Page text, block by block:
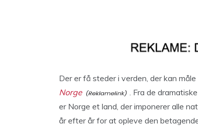
Der er få steder i verden, der kan
Norge
. Fra de
er Norge et land, der imponerer alle
år efter år for at opleve den